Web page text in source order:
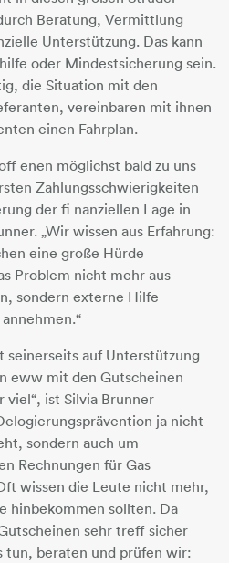
Beratung, Vermittlung
Unterstützung. Das kann
oder Mindestsicherung sein.
die Situation mit den
vereinbaren mit ihnen
einen Fahrplan.
enen möglichst bald zu uns
Zahlungsschwierigkeiten
der fi nanziellen Lage in
„Wir wissen aus Erfahrung:
eine große Hürde
Problem nicht mehr aus
sondern externe Hilfe
auf Unterstützung
eww mit den Gutscheinen
ist Silvia Brunner
ja nicht
sondern auch um
Rechnungen für Gas
wissen die Leute nicht mehr,
hinbekommen sollten. Da
sehr treff sicher
tun, beraten und prüfen wir: